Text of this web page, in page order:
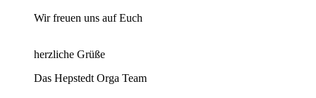
Wir freuen uns auf Euch
herzliche Grüße
Das Hepstedt Orga Team